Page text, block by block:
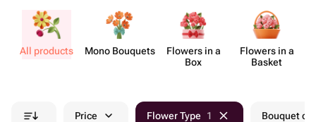
All products Mono Bouquets
Flowers in a
Box
Flowers in a
Basket
Price Flower Type 1 Bouquet